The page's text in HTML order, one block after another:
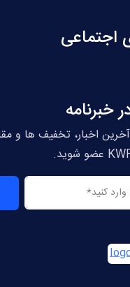
اجتماعی
خبرنامه
آخرین اخبار، تخفیف ها و